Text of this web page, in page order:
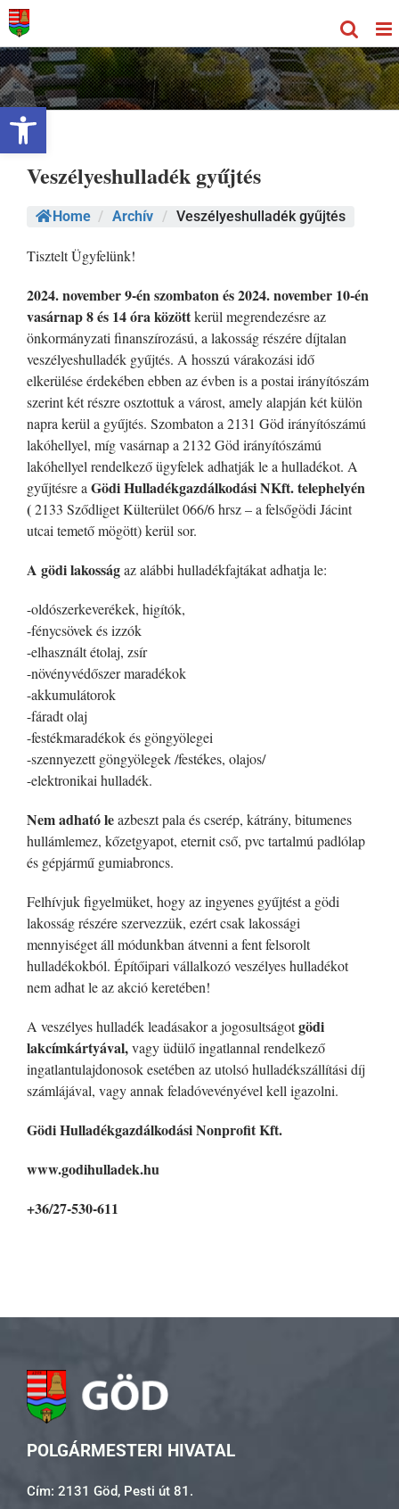
Eszköztár megnyitása
Kihagyás
Veszélyeshulladék gyűjtés
Home / Archív / Veszélyeshulladék gyűjtés
Tisztelt Ügyfelünk!
2024. november 9-én szombaton és 2024. november 10-én
vasárnap 8 és 14 óra közöttkerül megrendezésre az
önkormányzati finanszírozású, a lakosság részére díjtalan
veszélyeshulladék gyűjtés. A hosszú várakozási idő
elkerülése érdekében ebben az évben is a postai irányítószám
szerint két részre osztottuk a várost, amely alapján két külön
napra kerül a gyűjtés. Szombaton a 2131 Göd irányítószámú
lakóhellyel, míg vasárnap a 2132 Göd irányítószámú
lakóhellyel rendelkező ügyfelek adhatják le a hulladékot. A
gyűjtésre aGödi Hulladékgazdálkodási NKft. telephelyén
(2133 Sződliget Külterület 066/6 hrsz – a felsőgödi Jácint
utcai temető mögött) kerül sor.
A gödi lakosságaz alábbi hulladékfajtákat adhatja le:
-oldószerkeverékek, higítók,
-fénycsövek és izzók
-elhasznált étolaj, zsír
-növényvédőszer maradékok
-akkumulátorok
-fáradt olaj
-festékmaradékok és göngyölegei
-szennyezett göngyölegek /festékes, olajos/
-elektronikai hulladék.
Nem adható leazbeszt pala és cserép, kátrány, bitumenes
hullámlemez, kőzetgyapot, eternit cső, pvc tartalmú padlólap
és gépjármű gumiabroncs.
Felhívjuk figyelmüket, hogy az ingyenes gyűjtést a gödi
lakosság részére szervezzük, ezért csak lakossági
mennyiséget áll módunkban átvenni a fent felsorolt
hulladékokból. Építőipari vállalkozó veszélyes hulladékot
nem adhat le az akció keretében!
A veszélyes hulladék leadásakor a jogosultságotgödi
lakcímkártyával,vagy üdülő ingatlannal rendelkező
ingatlantulajdonosok esetében az utolsó hulladékszállítási díj
számlájával, vagy annak feladóvevényével kell igazolni.
Gödi Hulladékgazdálkodási Nonprofit Kft.
www.godihulladek.hu
+36/27-530-611
POLGÁRMESTERI HIVATAL
Cím: 2131 Göd, Pesti út 81.